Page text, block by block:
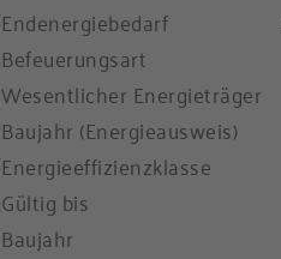
Endenergiebedarf
Befeuerungsart
Wesentlicher Energieträger
Baujahr (Energieausweis)
Energieeffizienzklasse
Gültig bis
Baujahr